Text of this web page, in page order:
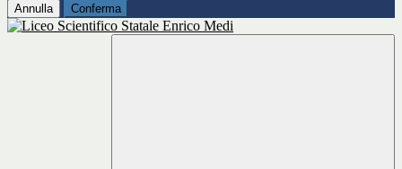
Annulla Conferma